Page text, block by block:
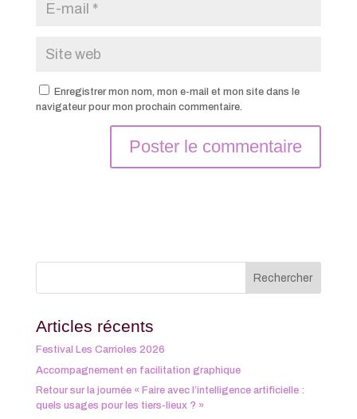
Enregistrer mon nom, mon e-mail et mon site dans le
navigateur pour mon prochain commentaire.
Articles récents
Festival Les Carrioles 2026
Accompagnement en facilitation graphique
Retour sur la journée « Faire avec l’intelligence artificielle :
quels usages pour les tiers-lieux ? »